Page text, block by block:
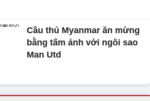
Cầu thủ Myanmar ăn mừng
bằng tấm ảnh với ngôi sao
Man Utd